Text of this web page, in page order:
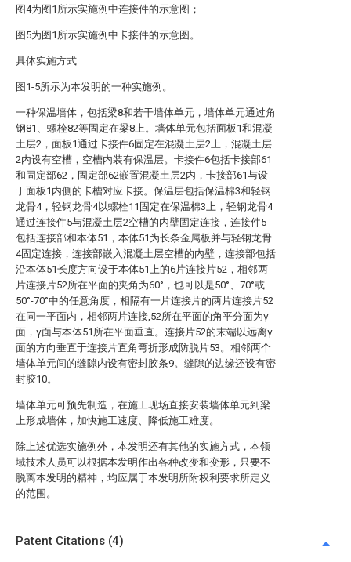
图4为图1所示实施例中连接件的示意图；
图5为图1所示实施例中卡接件的示意图。
具体实施方式
图1-5所示为本发明的一种实施例。
一种保温墙体，包括梁8和若干墙体单元，墙体单元通过角
钢81、螺栓82等固定在梁8上。墙体单元包括面板1和混凝
土层2，面板1通过卡接件6固定在混凝土层2上，混凝土层
2内设有空槽，空槽内装有保温层。卡接件6包括卡接部61
和固定部62，固定部62嵌置混凝土层2内，卡接部61与设
于面板1内侧的卡槽对应卡接。保温层包括保温棉3和轻钢
龙骨4，轻钢龙骨4以螺栓11固定在保温棉3上，轻钢龙骨4
通过连接件5与混凝土层2空槽的内壁固定连接，连接件5
包括连接部和本体51，本体51为长条金属板并与轻钢龙骨
4固定连接，连接部嵌入混凝土层空槽的内壁，连接部包括
沿本体51长度方向设于本体51上的6片连接片52，相邻两
片连接片52所在平面的夹角为60°，也可以是50°、70°或
50°-70°中的任意角度，相隔有一片连接片的两片连接片52
在同一平面内，相邻两片连接,52所在平面的角平分面为γ
面，γ面与本体51所在平面垂直。连接片52的末端以远离γ
面的方向垂直于连接片直角弯折形成防脱片53。相邻两个
墙体单元间的缝隙内设有密封胶条9。缝隙的边缘还设有密
封胶10。
墙体单元可预先制造，在施工现场直接安装墙体单元到梁
上形成墙体，加快施工速度、降低施工难度。
除上述优选实施例外，本发明还有其他的实施方式，本领
域技术人员可以根据本发明作出各种改变和变形，只要不
脱离本发明的精神，均应属于本发明所附权利要求所定义
的范围。
Patent Citations (4)